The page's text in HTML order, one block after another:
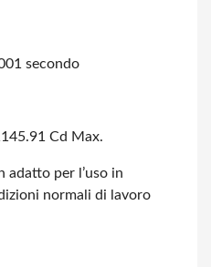
secondo
Cd Max.
adatto per l’uso in
normali di lavoro